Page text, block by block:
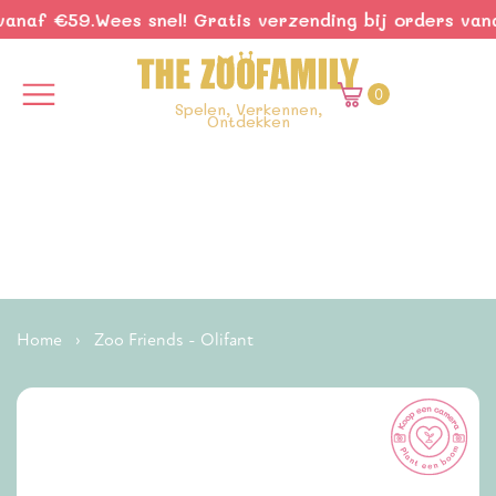
€59.Wees snel! Gratis verzending bij orders
Spelen, Verkennen,
Ontdekken
0
Home › Zoo Friends - Olifant